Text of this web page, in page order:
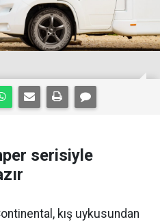
serisiyle
kış uykusundan